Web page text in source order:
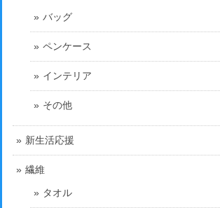
バッグ
ペンケース
インテリア
その他
新生活応援
繊維
タオル